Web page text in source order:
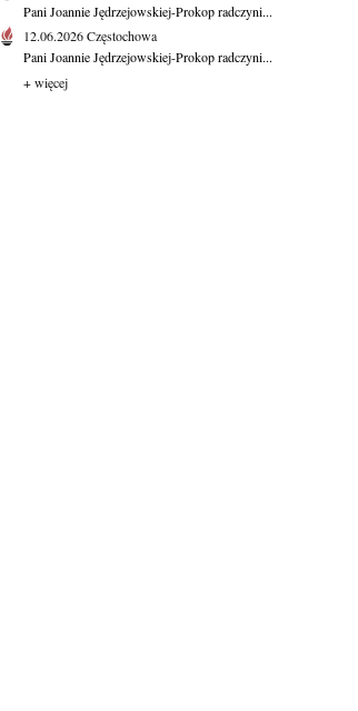
Pani Joannie Jędrzejowskiej-Prokop radczyni...
12.06.2026Częstochowa
Pani Joannie Jędrzejowskiej-Prokop radczyni...
+ więcej